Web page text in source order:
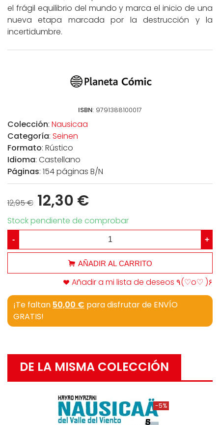
el frágil equilibrio del mundo y marca el inicio de una
nueva etapa marcada por la destrucción y la
incertidumbre.
ISBN: 9791388100017
Colección: Nausicaa
Categoría: Seinen
Formato: Rústico
Idioma: Castellano
Páginas: 154 páginas B/N
12,95 € 12,30 €
Stock pendiente de comprobar
- +
AÑADIR AL CARRITO
Añadir a mi lista de deseos ٩(♡o♡ )۶
¡Te faltan 50,00 € para disfrutar de ENVÍO
GRATIS!
DE LA MISMA COLECCIÓN
-5%